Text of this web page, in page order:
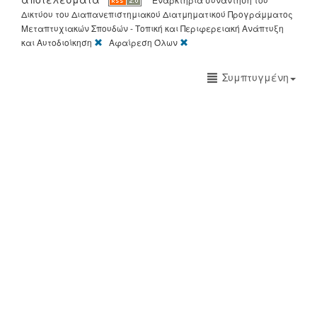
Δικτύου του Διαπανεπιστημιακού Διατμηματικού Προγράμματος
Μεταπτυχιακών Σπουδών - Τοπική και Περιφερειακή Ανάπτυξη
και Αυτοδιοίκηση
[X]Αφαίρεση Όλων
Συμπτυγμένη